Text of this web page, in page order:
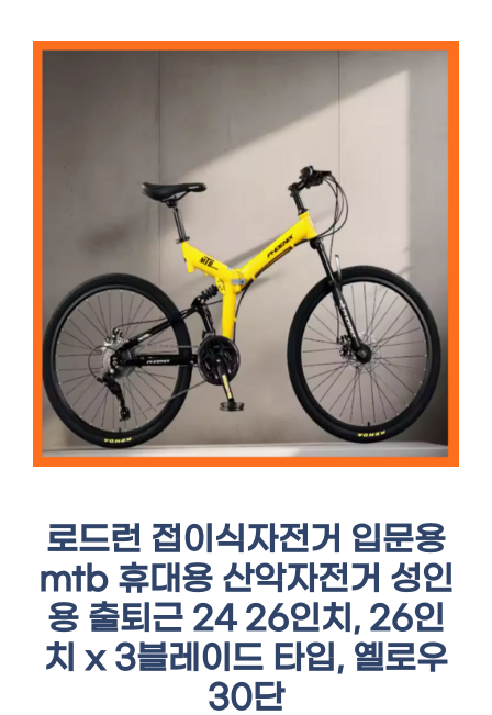
로드런 접이식자전거 입문용
mtb 휴대용 산악자전거 성인
용 출퇴근 24 26인치, 26인
치 x 3블레이드 타입, 옐로우
30단